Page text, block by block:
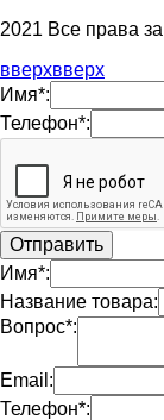
2021 Все права
вверхвверх
Имя*:
Телефон*:
Имя*:
Название товара:
Вопрос*:
Email:
Телефон*: